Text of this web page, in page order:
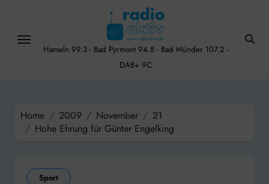
content
Hameln 99.3 - Bad Pyrmont 94.8 - Bad Münder 107.2 -
DAB+ 9C
Home 2009 November
21
Hohe Ehrung für Günter Engelking
Sport